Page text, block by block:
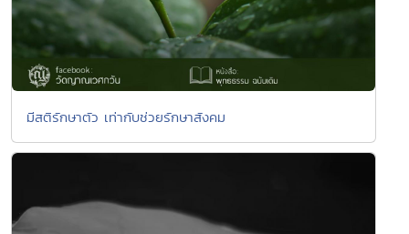
มีสติรักษาตัว เท่ากับช่วยรักษาสังคม